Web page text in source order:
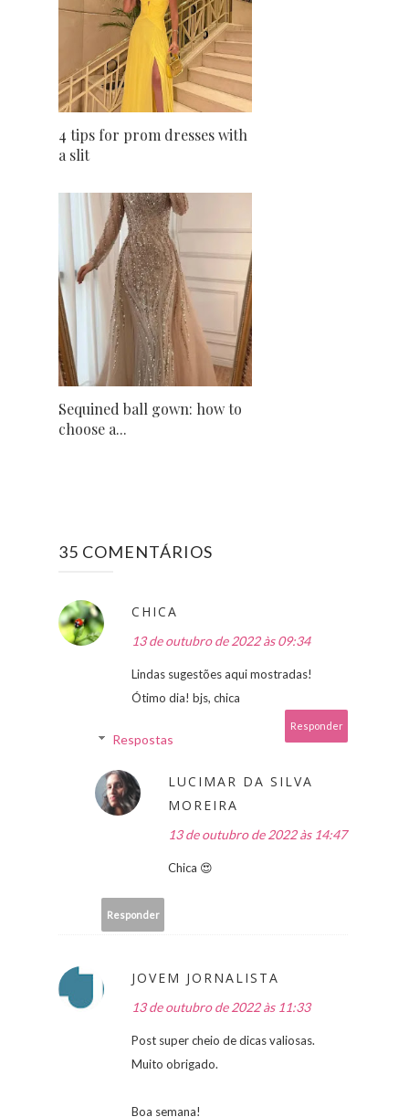
4 tips for prom dresses with
a slit
Sequined ball gown: how to
choose a...
35 COMENTÁRIOS
CHICA
13 de outubro de 2022 às 09:34
Lindas sugestões aqui mostradas!
Ótimo dia! bjs, chica
Responder
Respostas
LUCIMAR DA SILVA
MOREIRA
13 de outubro de 2022 às 14:47
Chica 😍
Responder
JOVEM JORNALISTA
13 de outubro de 2022 às 11:33
Post super cheio de dicas valiosas.
Muito obrigado.
Boa semana!